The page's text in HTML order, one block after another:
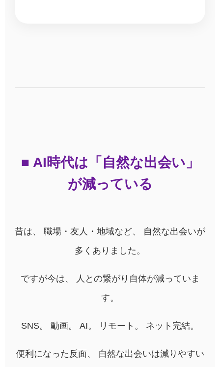
■ AI時代は「自然な出会い」
が減っている
昔は、 職場・友人・地域など、 自然な出会いが
多くありました。
ですが今は、 人との繋がり自体が減っていま
す。
SNS。 動画。 AI。 リモート。 ネット完結。
便利になった反面、 自然な出会いは減りやすい